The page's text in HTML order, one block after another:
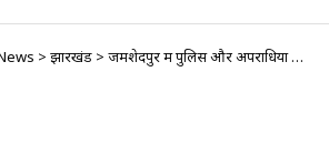
> झारखंड > जमशेदपुर में पुलिस और अपराधियों के बीच मुठभेड़ जैसी स्थिति, फायरिंग के बाद एक आरोपी गिरफ्तार